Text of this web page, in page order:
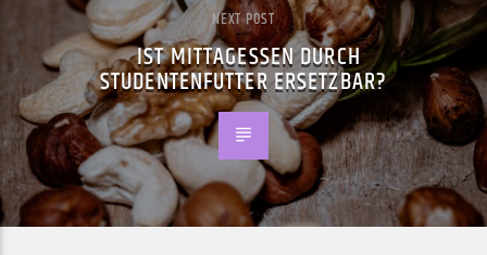
NEXT POST
IST MITTAGESSEN DURCH
STUDENTENFUTTER ERSETZBAR?